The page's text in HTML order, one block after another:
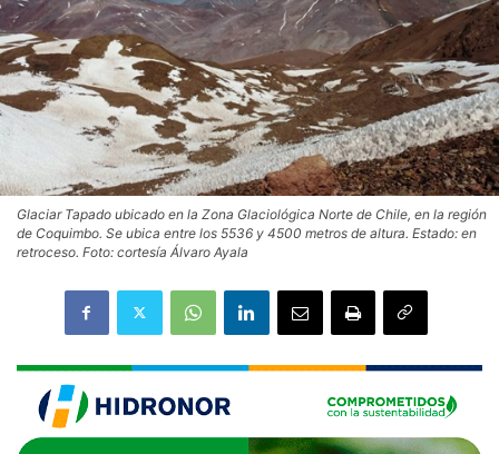
Glaciar Tapado ubicado en la Zona Glaciológica Norte de Chile, en la región
de Coquimbo. Se ubica entre los 5536 y 4500 metros de altura. Estado: en
retroceso. Foto: cortesía Álvaro Ayala